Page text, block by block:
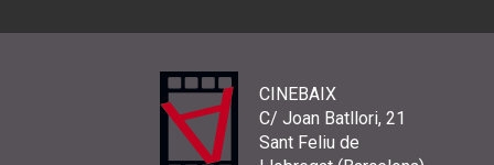
CINEBAIX
C/ Joan Batllori, 21
Sant Feliu de